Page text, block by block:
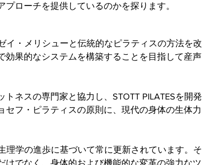
ローチを提供しているのかを探ります。
イ・メリシューと伝統的なピラティスの方法を改
効果的なシステムを構築することを目指して産声
ネスの専門家と協力し、STOTT PILATESを開発
セフ・ピラティスの原則に、現代の身体の生体力
理学の進歩に基づいて常に更新されています。そ
でなく、身体的および機能的な変革の強力なツ